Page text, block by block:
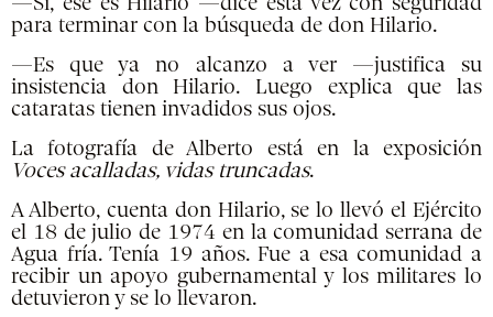
para terminar con la búsqueda de don Hilario.
—Es que ya no alcanzo a ver —justifica su
insistencia don Hilario. Luego explica que las
cataratas tienen invadidos sus ojos.
La fotografía de Alberto está en la exposición
Voces acalladas, vidas truncadas.
A Alberto, cuenta don Hilario, se lo llevó el Ejército
el 18 de julio de 1974 en la comunidad serrana de
Agua fría. Tenía 19 años. Fue a esa comunidad a
recibir un apoyo gubernamental y los militares lo
detuvieron y se lo llevaron.